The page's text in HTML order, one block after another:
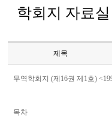
학회지 자료실
제목
무역학회지 (제16권 제1호)
목차